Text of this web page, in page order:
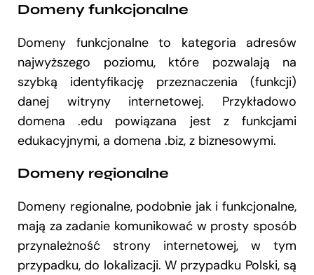
Domeny funkcjonalne
Domeny funkcjonalne to kategoria adresów
najwyższego poziomu, które pozwalają na
szybką identyfikację przeznaczenia (funkcji)
danej witryny internetowej. Przykładowo
domena .edu powiązana jest z funkcjami
edukacyjnymi, a domena .biz, z biznesowymi.
Domeny regionalne
Domeny regionalne, podobnie jak i funkcjonalne,
mają za zadanie komunikować w prosty sposób
przynależność strony internetowej, w tym
przypadku, do lokalizacji. W przypadku Polski, są